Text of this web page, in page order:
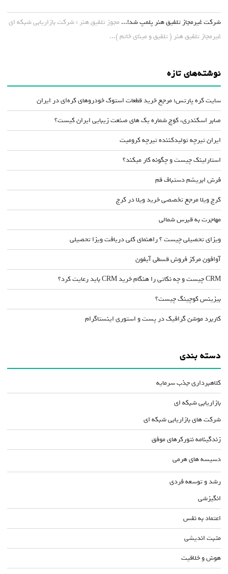
شرکت غیرمجاز تلفیق هنر پلمپ شد!... مجوز تلفیق هنر : شرکت بازاریابی شبکه ای
غیرمجاز تلفیق هنر ( تلفیق و مینای خاتم )...
نوشته‌های تازه
سایت کره پارتس؛ مرجع خرید قطعات استوک خودروهای کره‌ای در ایران
صابر اسکندری، کوچ شماره یک های صنعت زیبایی ایران کیست؟
ایران تیرچه تولیدکننده تیرچه کرومیت
استارلینک چیست و چگونه کار میکند؟
فرش ابریشم دستباف قم
کرج ویلا مرجع تخصصی خرید ویلا در کرج
مهاجرت به قبرس شمالی
ویزای تحصیلی چیست ؟ راهنمای کلی دریافت ویزا تحصیلی
آوافون مرکز فروش قسطی آیفون
CRM چیست و چه نکاتی را هنگام خرید CRM باید رعایت کرد؟
بیزینس کوچینگ چیست؟
کاربرد موشن گرافیک در پست و استوری اینستاگرام
دسته بندی
کلاهبرداری جذب سرمایه
بازاریابی شبکه ای
شرکت های بازاریابی شبکه ای
زندگینامه نتورکرهای موفق
دسیسه های هرمی
رشد و توسعه فردی
انگیزشی
اعتماد به نفس
مثبت اندیشی
هوش و خلاقیت